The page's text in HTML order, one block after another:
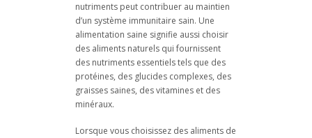
nutriments peut contribuer au maintien
d’un système immunitaire sain. Une
alimentation saine signifie aussi choisir
des aliments naturels qui fournissent
des nutriments essentiels tels que des
protéines, des glucides complexes, des
graisses saines, des vitamines et des
minéraux.
Lorsque vous choisissez des aliments de